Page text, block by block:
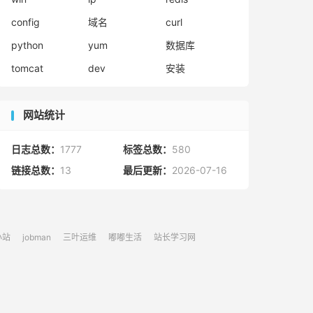
config
域名
curl
python
yum
数据库
tomcat
dev 安装
网站统计
日志总数： 1777 标签总数： 580
链接总数： 13 最后更新： 2026-07-16
站 jobman 三叶运维 嘟嘟生活 站长学习网